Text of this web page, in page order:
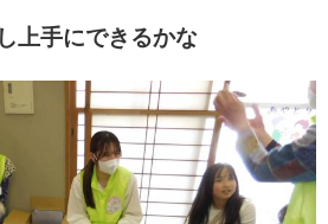
上手にできるかな